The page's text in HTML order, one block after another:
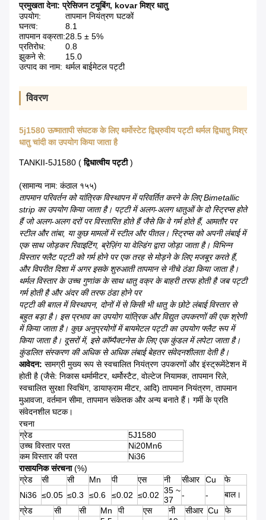
प्रमुखता देना:प्रेसिजन टयूबिंग, kovar मिश्र धातु
उपयोग:
तापमान नियंत्रण घटकों
घनत्व:
8.1
तापमान वक्रता:28.5 ± 5%
प्रतिरोध:
0.8
झुकने से:
15.0
उत्पाद का नाम: थर्मल बाईमेटल पट्टी
विवरण
5j1580 ऊष्मातापी संघटक के लिए थर्मोस्टेट द्विध्रुवीय पट्टी थर्मल द्विधातु मिश्र
धातु चांदी का उपयोग किया जाता है
TANKII-5J1580 (द्विधात्वीय पट्टी)
(सामान्य नाम: कंठाल १५५)
तापमान परिवर्तन को यांत्रिक विस्थापन में परिवर्तित करने के लिए Bimetallic
strip का उपयोग किया जाता है। पट्टी में अलग-अलग धातुओं के दो स्ट्रिप्स होते
हैं जो अलग-अलग दरों पर विस्तारित होते हैं जैसे कि वे गर्म होते हैं, आमतौर पर
स्टील और तांबा, या कुछ मामलों में स्टील और पीतल। स्ट्रिप्स को अपनी लंबाई में
एक साथ जोड़कर रिवाइटिंग, ब्रेज़िंग या वेल्डिंग द्वारा जोड़ा जाता है। विभिन्न
विस्तार फ्लैट पट्टी को गर्म होने पर एक तरह से मोड़ने के लिए मजबूर करते हैं,
और विपरीत दिशा में अगर इसके शुरुआती तापमान से नीचे ठंडा किया जाता है।
थर्मल विस्तार के उच्च गुणांक के साथ धातु वक्र के बाहरी तरफ होती है जब पट्टी
गर्म होती है और अंदर की तरफ ठंडा होने पर
पट्टी की बग़ल में विस्थापन, दोनों में से किसी भी धातु के छोटे लंबाई विस्तार से
बहुत बड़ा है। इस प्रभाव का उपयोग यांत्रिक और विद्युत उपकरणों की एक श्रेणी
में किया जाता है। कुछ अनुप्रयोगों में बायमेटल पट्टी का उपयोग फ्लैट रूप में
किया जाता है। दूसरों में, इसे कॉम्पैक्टनेस के लिए एक कुंडल में लपेटा जाता है।
कुंडलित संस्करण की अधिक से अधिक लंबाई बेहतर संवेदनशीलता देती है।
आवेदन: सामग्री मुख्य रूप से स्वचालित नियंत्रण उपकरणों और इंस्ट्रूमेंटेशन में
होती है (जैसे: निकास थर्मामीटर, थर्मोस्टैट, वोल्टेज नियामक, तापमान रिले,
स्वचालित सुरक्षा स्विचिंग, डायाफ्राम मीटर, आदि) तापमान नियंत्रण, तापमान
मुआवजा, वर्तमान सीमा, तापमान संकेतक और अन्य बनाते हैं। गर्मी के प्रति
संवेदनशील घटक।
रचना
ग्रेड
5J1580
उच्च विस्तार परत
Ni20Mn6
कम विस्तार की परत
Ni36
रासायनिक संरचना(%)
ग्रेड
सी सी Mn पी एस नी सीआर Cu
फे
Ni36 ≤0.05 ≤0.3 ≤0.6 ≤0.02 ≤0.02 35 ~
37
- -
बाल।
ग्रेड
सी सी Mn पी एस नी सीआर Cu
फे